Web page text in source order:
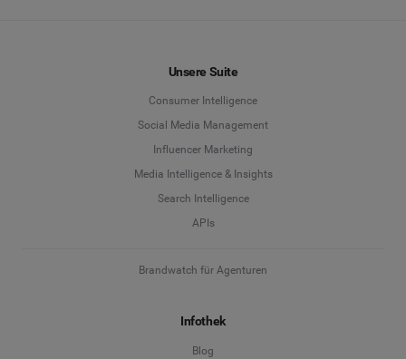
Unsere Suite
Consumer Intelligence
Social Media Management
Influencer Marketing
Media Intelligence & Insights
Search Intelligence
APIs
Brandwatch für Agenturen
Infothek
Blog